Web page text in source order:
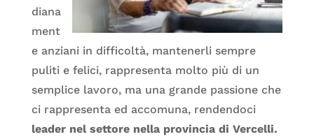
diana
ment
e anziani in difficoltà, mantenerli sempre
puliti e felici, rappresenta molto più di un
semplice lavoro, ma una grande passione che
ci rappresenta ed accomuna, rendendoci
leader nel settore nella provincia di Vercelli.